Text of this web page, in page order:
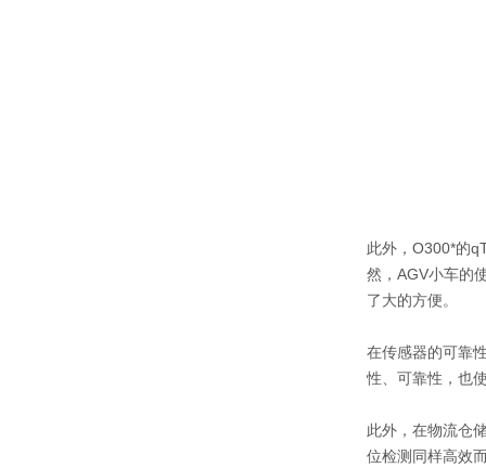
此外，O300*的
然，AGV小车的
了大的方便。
在传感器的可靠
性、可靠性，也
此外，在物流仓
位检测同样高效